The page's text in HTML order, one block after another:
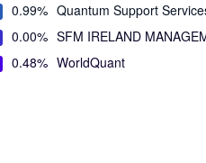
0.99% Quantum Support
0.00% SFM IRELAND
0.48% WorldQuant